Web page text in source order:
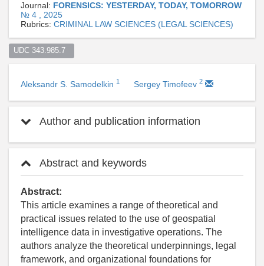
Journal: FORENSICS: YESTERDAY, TODAY, TOMORROW
№ 4 , 2025
Rubrics: CRIMINAL LAW SCIENCES (LEGAL SCIENCES)
UDC 343.985.7
Aleksandr S. Samodelkin 1 Sergey Timofeev 2
Author and publication information
Abstract and keywords
Abstract:
This article examines a range of theoretical and
practical issues related to the use of geospatial
intelligence data in investigative operations. The
authors analyze the theoretical underpinnings, legal
framework, and organizational foundations for